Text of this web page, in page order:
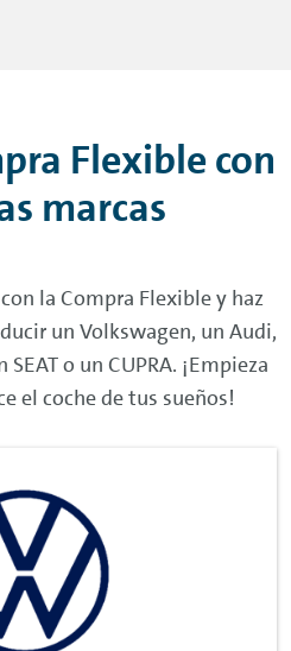
Flexible con
marcas
la Compra Flexible y haz
un Volkswagen, un Audi,
o un CUPRA. ¡Empieza
el coche de tus sueños!